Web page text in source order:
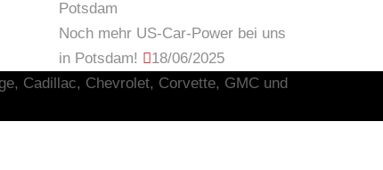
Noch mehr US-Car-Power bei uns
in Potsdam!
18/06/2025
, Cadillac, Chevrolet, Corvette, GMC und